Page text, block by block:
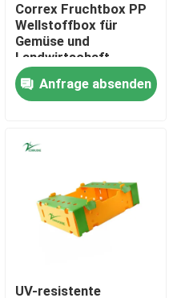
Correx Fruchtbox PP
Wellstoffbox für
Gemüse und
Landwirtschaft
Verpackungskiste
Anfrage absenden
UV-resistente